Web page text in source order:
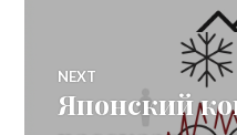
NEXT
Next
Японский